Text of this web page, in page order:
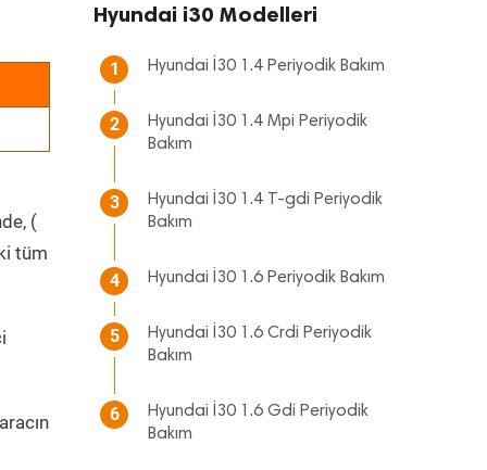
(
tüm
aracın
Hyundai i30 Modelleri
1 Hyundai İ30 1.4 Periyodik Bakım
2
Hyundai İ30 1.4 Mpi Periyodik
Bakım
3
Hyundai İ30 1.4 T-gdi Periyodik
Bakım
4 Hyundai İ30 1.6 Periyodik Bakım
5
Hyundai İ30 1.6 Crdi Periyodik
Bakım
6
Hyundai İ30 1.6 Gdi Periyodik
Bakım